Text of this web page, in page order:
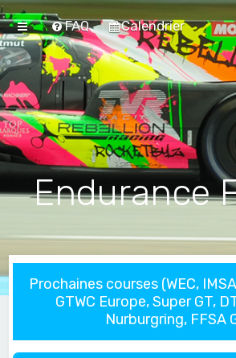
FAQ Calendrier
Endurance
Prochaines courses (WEC,
GTWC Europe, Super GT,
Nurburgring, FFSA